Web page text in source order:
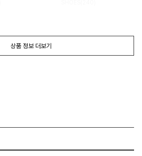
상품 정보 더보기